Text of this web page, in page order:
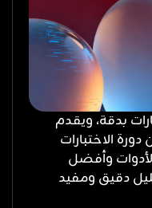
بدقة، ويقدم
الاختبارات
وأفضل
دقيق ومفيد